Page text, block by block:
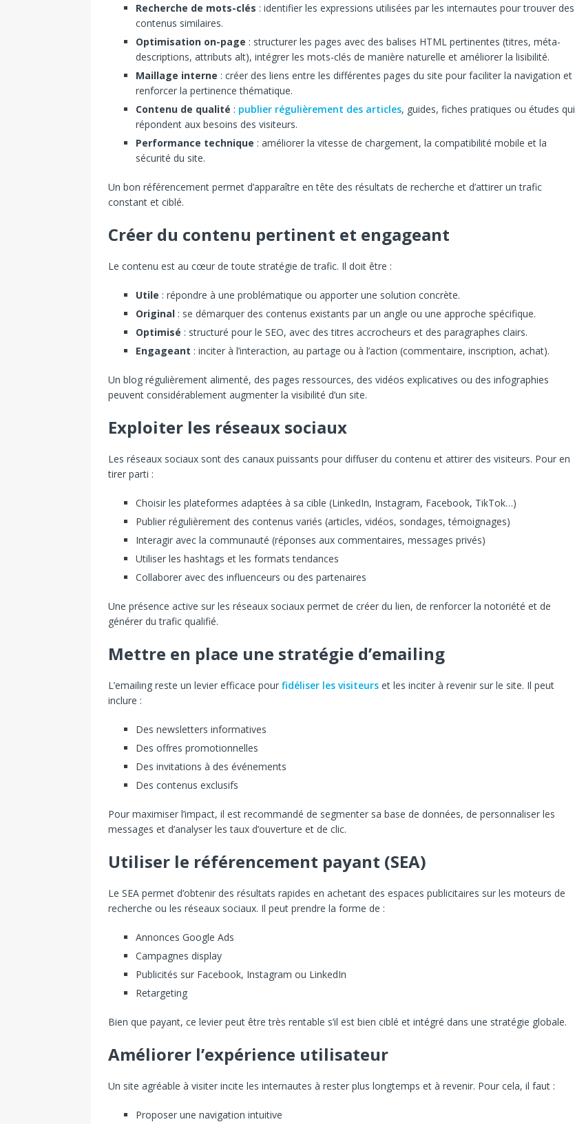
Recherche de mots-clés : identifier les expressions utilisées par les internautes pour trouver des
contenus similaires.
Optimisation on-page : structurer les pages avec des balises HTML pertinentes (titres, méta-
descriptions, attributs alt), intégrer les mots-clés de manière naturelle et améliorer la lisibilité.
Maillage interne : créer des liens entre les différentes pages du site pour faciliter la navigation et
renforcer la pertinence thématique.
Contenu de qualité : publier régulièrement des articles, guides, fiches pratiques ou études qui
répondent aux besoins des visiteurs.
Performance technique : améliorer la vitesse de chargement, la compatibilité mobile et la
sécurité du site.
Un bon référencement permet d’apparaître en tête des résultats de recherche et d’attirer un trafic
constant et ciblé.
Créer du contenu pertinent et engageant
Le contenu est au cœur de toute stratégie de trafic. Il doit être :
Utile : répondre à une problématique ou apporter une solution concrète.
Original : se démarquer des contenus existants par un angle ou une approche spécifique.
Optimisé : structuré pour le SEO, avec des titres accrocheurs et des paragraphes clairs.
Engageant : inciter à l’interaction, au partage ou à l’action (commentaire, inscription, achat).
Un blog régulièrement alimenté, des pages ressources, des vidéos explicatives ou des infographies
peuvent considérablement augmenter la visibilité d’un site.
Exploiter les réseaux sociaux
Les réseaux sociaux sont des canaux puissants pour diffuser du contenu et attirer des visiteurs. Pour en
tirer parti :
Choisir les plateformes adaptées à sa cible (LinkedIn, Instagram, Facebook, TikTok…)
Publier régulièrement des contenus variés (articles, vidéos, sondages, témoignages)
Interagir avec la communauté (réponses aux commentaires, messages privés)
Utiliser les hashtags et les formats tendances
Collaborer avec des influenceurs ou des partenaires
Une présence active sur les réseaux sociaux permet de créer du lien, de renforcer la notoriété et de
générer du trafic qualifié.
Mettre en place une stratégie d’emailing
L’emailing reste un levier efficace pour fidéliser les visiteurs et les inciter à revenir sur le site. Il peut
inclure :
Des newsletters informatives
Des offres promotionnelles
Des invitations à des événements
Des contenus exclusifs
Pour maximiser l’impact, il est recommandé de segmenter sa base de données, de personnaliser les
messages et d’analyser les taux d’ouverture et de clic.
Utiliser le référencement payant (SEA)
Le SEA permet d’obtenir des résultats rapides en achetant des espaces publicitaires sur les moteurs de
recherche ou les réseaux sociaux. Il peut prendre la forme de :
Annonces Google Ads
Campagnes display
Publicités sur Facebook, Instagram ou LinkedIn
Retargeting
Bien que payant, ce levier peut être très rentable s’il est bien ciblé et intégré dans une stratégie globale.
Améliorer l’expérience utilisateur
Un site agréable à visiter incite les internautes à rester plus longtemps et à revenir. Pour cela, il faut :
Proposer une navigation intuitive